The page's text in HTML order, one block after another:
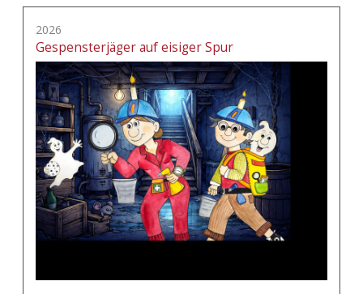
2026
Gespensterjäger auf eisiger Spur